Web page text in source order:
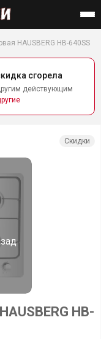
Найти
HAUSBERG HB-640SS
сгорела
действующим
Скидки
HB-